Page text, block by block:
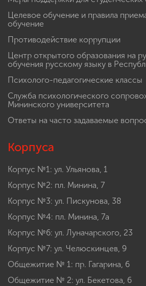
Целевое обучение и правила
обучение
Противодействие коррупции
Центр открытого образования на
обучения русскому языку в
Психолого-педагогические классы
Служба психологического
Мининского университета
Ответы на часто задаваемые
Корпуса
Корпус №1: ул. Ульянова, 1
Корпус №2: пл. Минина, 7
Корпус №3: ул. Пискунова, 38
Корпус №4: пл. Минина, 7а
Корпус №6: ул. Луначарского, 23
Корпус №7: ул. Челюскинцев, 9
Общежитие № 1: пр. Гагарина, 6
Общежитие № 2: ул. Бекетова, 6